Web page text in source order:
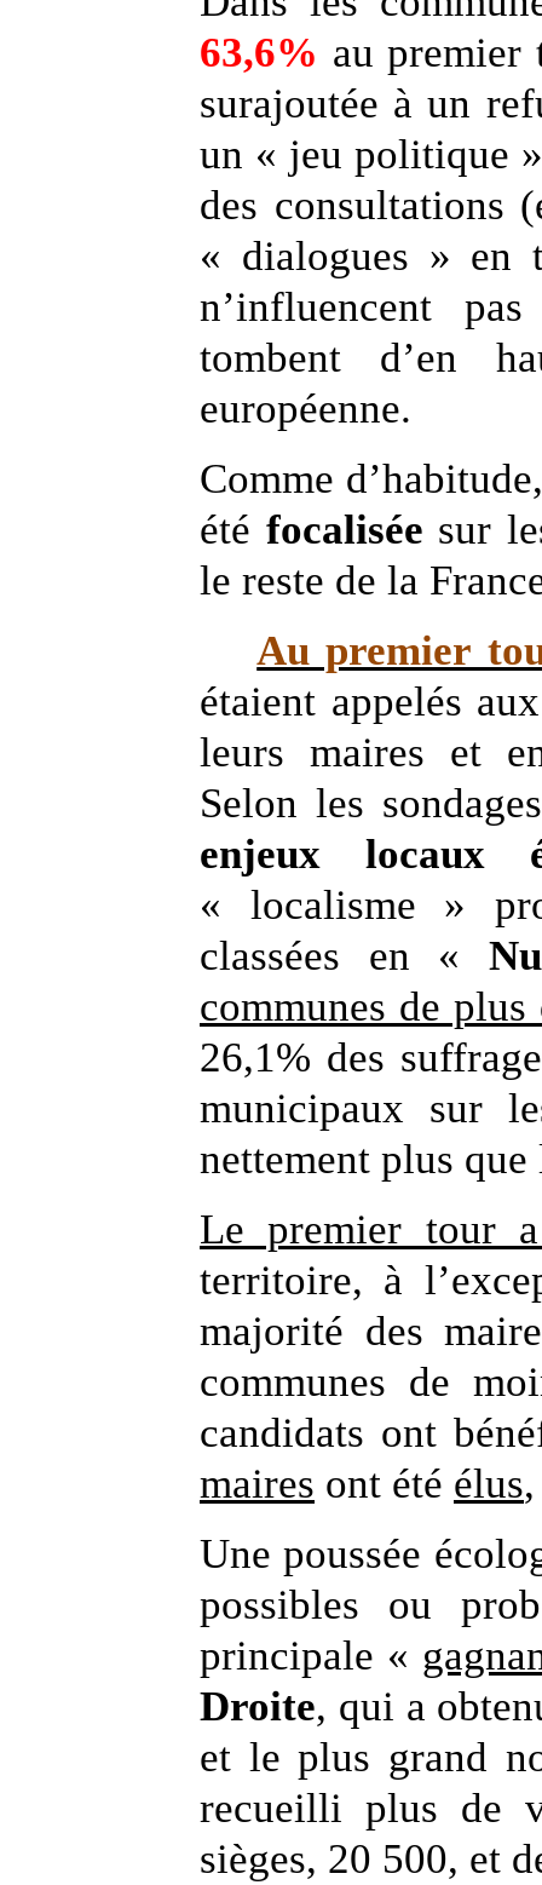
63,6% au premier
surajoutée à un
un « jeu politique
des consultations
« dialogues » en
n’influencent
tombent d’en
européenne.
Comme
été focalisée sur
le reste de la
Au premier
étaient appelés
leurs maires et
Selon les
enjeux locaux
« localisme »
classées en
«
communes de
26,1% des
municipaux sur
nettement plus
Le premier tour
territoire, à
majorité des
communes de
candidats ont
maires ont été élus
Une poussée
possibles ou
principale «
Droite, qui a
et le plus grand
recueilli plus de
sièges, 20 500, et